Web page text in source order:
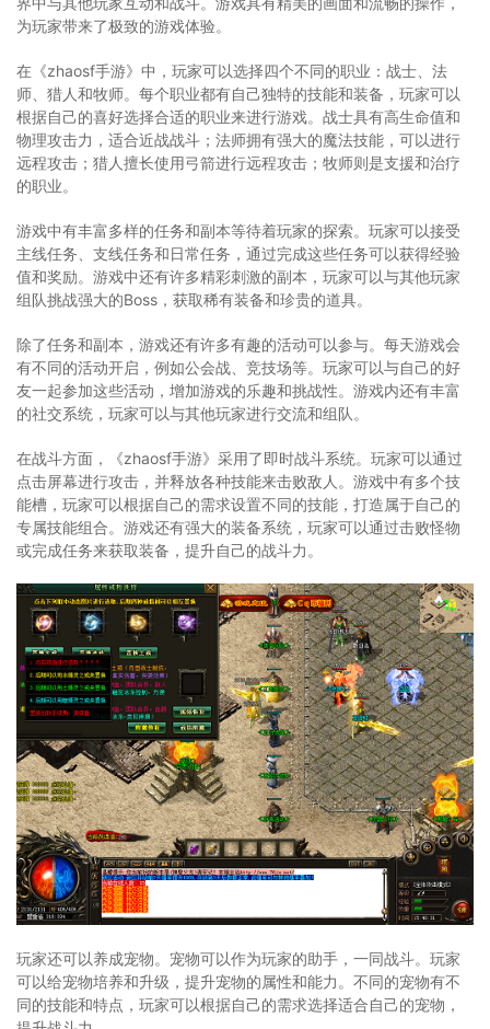
为玩家带来了极致的游戏体验。
在《zhaosf手游》中，玩家可以选择四个不同的职业：战士、法
师、猎人和牧师。每个职业都有自己独特的技能和装备，玩家可以
根据自己的喜好选择合适的职业来进行游戏。战士具有高生命值和
物理攻击力，适合近战战斗；法师拥有强大的魔法技能，可以进行
远程攻击；猎人擅长使用弓箭进行远程攻击；牧师则是支援和治疗
的职业。
游戏中有丰富多样的任务和副本等待着玩家的探索。玩家可以接受
主线任务、支线任务和日常任务，通过完成这些任务可以获得经验
值和奖励。游戏中还有许多精彩刺激的副本，玩家可以与其他玩家
组队挑战强大的Boss，获取稀有装备和珍贵的道具。
除了任务和副本，游戏还有许多有趣的活动可以参与。每天游戏会
有不同的活动开启，例如公会战、竞技场等。玩家可以与自己的好
友一起参加这些活动，增加游戏的乐趣和挑战性。游戏内还有丰富
的社交系统，玩家可以与其他玩家进行交流和组队。
在战斗方面，《zhaosf手游》采用了即时战斗系统。玩家可以通过
点击屏幕进行攻击，并释放各种技能来击败敌人。游戏中有多个技
能槽，玩家可以根据自己的需求设置不同的技能，打造属于自己的
专属技能组合。游戏还有强大的装备系统，玩家可以通过击败怪物
或完成任务来获取装备，提升自己的战斗力。
玩家还可以养成宠物。宠物可以作为玩家的助手，一同战斗。玩家
可以给宠物培养和升级，提升宠物的属性和能力。不同的宠物有不
同的技能和特点，玩家可以根据自己的需求选择适合自己的宠物，